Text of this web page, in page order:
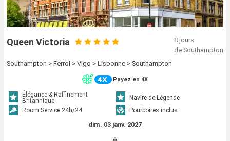
Queen Victoria
8 jours
de Southampton
Southampton > Ferrol > Vigo > Lisbonne > Southampton
Payez en 4X
Élégance & Raffinement
Britannique
Navire de Légende
Room Service 24h/24
Pourboires inclus
dim. 03 janv. 2027